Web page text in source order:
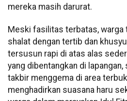
mereka masih darurat.
Meski fasilitas terbatas, warga
shalat dengan tertib dan
tersusun rapi di atas alas
yang dibentangkan di lapangan,
takbir menggema di area
menghadirkan suasana haru